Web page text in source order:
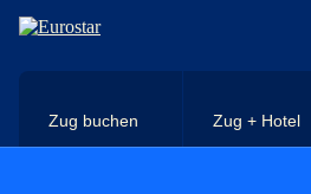
Direkt zum Hauptinhalt
Zug buchen Zug + Hotel